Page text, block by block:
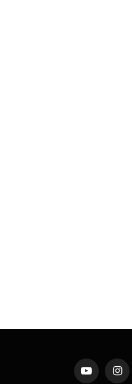
الانستغراميوتيوب